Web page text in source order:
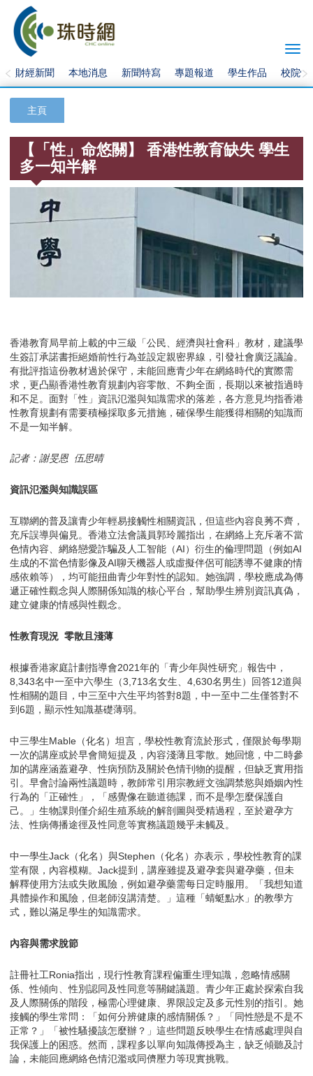
財經新聞 本地消息 新聞特寫 專題報道 學生作品 校院快
主頁
【「性」命悠關】 香港性教育缺失 學生
多一知半解
香港教育局早前上載的中三級「公民、經濟與社會科」教材，建議學
生簽訂承諾書拒絕婚前性行為並設定親密界線，引發社會廣泛議論。
有批評指這份教材過於保守，未能回應青少年在網絡時代的實際需
求，更凸顯香港性教育規劃內容零散、不夠全面，長期以來被指過時
和不足。面對「性」資訊氾濫與知識需求的落差，各方意見均指香港
性教育規劃有需要積極採取多元措施，確保學生能獲得相關的知識而
不是一知半解。
記者：謝旻恩 伍思晴
資訊氾濫與知識誤區
互聯網的普及讓青少年輕易接觸性相關資訊，但這些內容良莠不齊，
充斥誤導與偏見。香港立法會議員郭玲麗指出，在網絡上充斥著不當
色情內容、網絡戀愛詐騙及人工智能（AI）衍生的倫理問題（例如AI
生成的不當色情影像及AI聊天機器人或虛擬伴侶可能誘導不健康的情
感依賴等），均可能扭曲青少年對性的認知。她強調，學校應成為傳
遞正確性觀念與人際關係知識的核心平台，幫助學生辨別資訊真偽，
建立健康的情感與性觀念。
性教育現況 零散且淺薄
根據香港家庭計劃指導會2021年的「青少年與性研究」報告中，
8,343名中一至中六學生（3,713名女生、4,630名男生）回答12道與
性相關的題目，中三至中六生平均答對8題，中一至中二生僅答對不
到6題，顯示性知識基礎薄弱。
中三學生Mable（化名）坦言，學校性教育流於形式，僅限於每學期
一次的講座或於早會簡短提及，內容淺薄且零散。她回憶，中二時參
加的講座涵蓋避孕、性病預防及關於色情刊物的提醒，但缺乏實用指
引。早會討論兩性議題時，教師常引用宗教經文強調禁慾與婚姻內性
行為的「正確性」，「感覺像在聽道德課，而不是學怎麼保護自
己。」生物課則僅介紹生殖系統的解剖圖與受精過程，至於避孕方
法、性病傳播途徑及性同意等實務議題幾乎未觸及。
中一學生Jack（化名）與Stephen（化名）亦表示，學校性教育的課
堂有限，內容模糊。Jack提到，講座雖提及避孕套與避孕藥，但未
解釋使用方法或失敗風險，例如避孕藥需每日定時服用。「我想知道
具體操作和風險，但老師沒講清楚。」這種「蜻蜓點水」的教學方
式，難以滿足學生的知識需求。
內容與需求脫節
註冊社工Ronia指出，現行性教育課程偏重生理知識，忽略情感關
係、性傾向、性別認同及性同意等關鍵議題。青少年正處於探索自我
及人際關係的階段，極需心理健康、界限設定及多元性別的指引。她
接觸的學生常問：「如何分辨健康的感情關係？」「同性戀是不是不
正常？」「被性騷擾該怎麼辦？」這些問題反映學生在情感處理與自
我保護上的困惑。然而，課程多以單向知識傳授為主，缺乏傾聽及討
論，未能回應網絡色情氾濫或同儕壓力等現實挑戰。